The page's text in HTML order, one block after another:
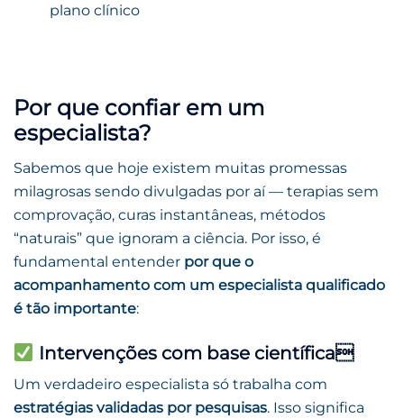
plano clínico
Por que confiar em um
especialista?
Sabemos que hoje existem muitas promessas
milagrosas sendo divulgadas por aí — terapias sem
comprovação, curas instantâneas, métodos
“naturais” que ignoram a ciência. Por isso, é
fundamental entender por que o
acompanhamento com um especialista qualificado
é tão importante:
Intervenções com base científica
Um verdadeiro especialista só trabalha com
estratégias validadas por pesquisas. Isso significa